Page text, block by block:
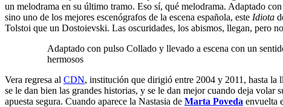
un melodrama en su último tramo. Eso sí, qué melodrama. Adaptado
sino uno de los mejores escenógrafos de la escena española, este Idiota
Tolstoi que un Dostoievski. Las oscuridades, los abismos, llegan, pero
Adaptado con pulso Collado y llevado a escena con un
hermosos
Vera regresa al CDN, institución que dirigió entre 2004 y 2011, hasta la
se le dan bien las grandes historias, y se le dan mejor cuando deja
apuesta segura. Cuando aparece la Nastasia de Marta Poveda envuelta